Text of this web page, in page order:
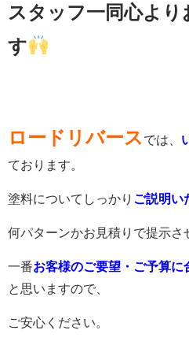
スタッフ一同心より
す
ロードリバース では、
ております。
塗料についてしっかり ご説明い
何パターンかお見積りで提示さ
一番お客様のご要望・ご予算に
と思いますので、
ご安心ください。